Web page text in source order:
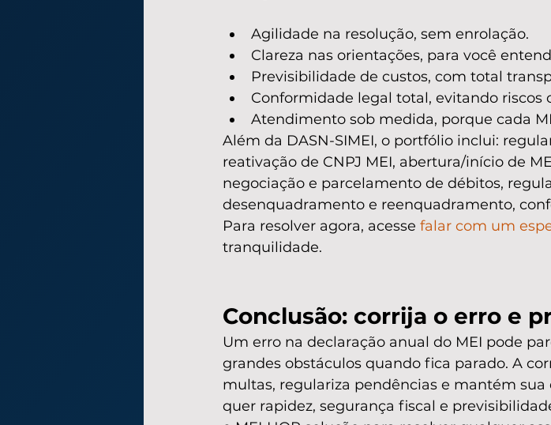
Agilidade na resolução, sem enrolação.
Clareza nas orientações, para você
Previsibilidade de custos, com total
Conformidade legal total, evitando riscos
Atendimento sob medida, porque cada
Além da DASN-SIMEI, o portfólio inclui:
reativação de CNPJ MEI, abertura/início de
negociação e parcelamento de débitos,
desenquadramento e reenquadramento,
Para resolver agora, acesse falar com um
tranquilidade.
Conclusão: corrija o erro e
Um erro na declaração anual do MEI pode
grandes obstáculos quando fica parado. A
multas, regulariza pendências e mantém sua
quer rapidez, segurança fiscal e